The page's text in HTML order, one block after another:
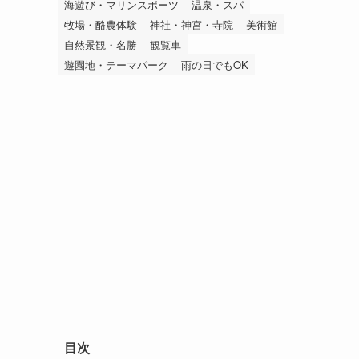
海遊び・マリンスポーツ
温泉・スパ
牧場・酪農体験
神社・神宮・寺院
美術館
自然景観・名勝
観覧車
遊園地・テーマパーク
雨の日でもOK
目次